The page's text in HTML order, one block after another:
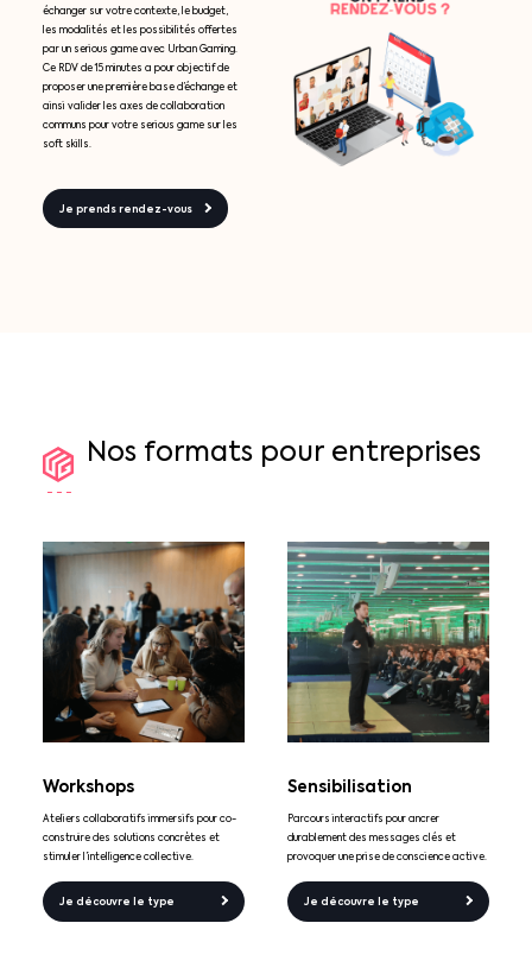
échanger sur votre contexte, le budget,
les modalités et les possibilités offertes
par un serious game avec Urban Gaming.
Ce RDV de 15 minutes a pour objectif de
proposer une première base d’échange et
ainsi valider les axes de collaboration
communs pour votre serious game sur les
soft skills.
Je prends rendez-vous
Nos formats pour entreprises
Workshops
Ateliers collaboratifs immersifs pour co-
construire des solutions concrètes et
stimuler l’intelligence collective.
Je découvre le type
Sensibilisation
Parcours interactifs pour ancrer
durablement des messages clés et
provoquer une prise de conscience active.
Je découvre le type